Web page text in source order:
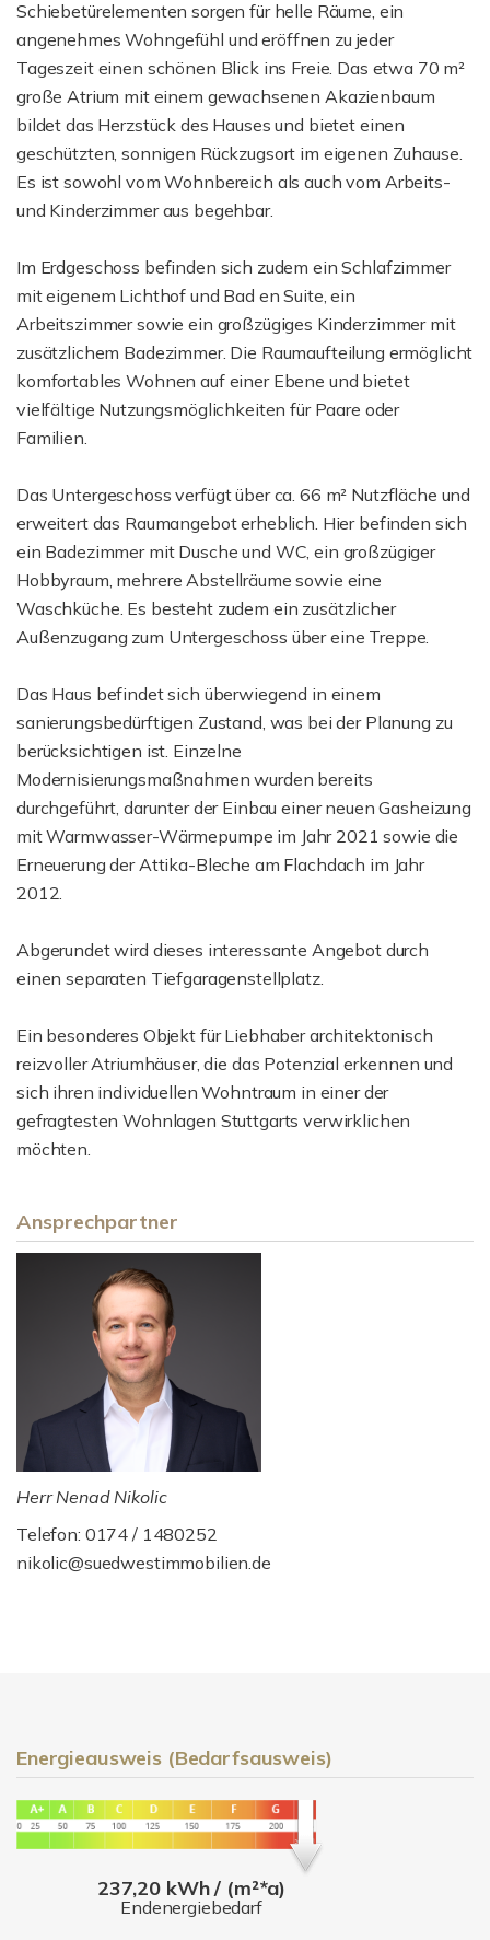
Schiebetürelementen sorgen für helle Räume, ein
angenehmes Wohngefühl und eröffnen zu jeder
Tageszeit einen schönen Blick ins Freie. Das etwa 70 m²
große Atrium mit einem gewachsenen Akazienbaum
bildet das Herzstück des Hauses und bietet einen
geschützten, sonnigen Rückzugsort im eigenen Zuhause.
Es ist sowohl vom Wohnbereich als auch vom Arbeits-
und Kinderzimmer aus begehbar.
Im Erdgeschoss befinden sich zudem ein Schlafzimmer
mit eigenem Lichthof und Bad en Suite, ein
Arbeitszimmer sowie ein großzügiges Kinderzimmer mit
zusätzlichem Badezimmer. Die Raumaufteilung ermöglicht
komfortables Wohnen auf einer Ebene und bietet
vielfältige Nutzungsmöglichkeiten für Paare oder
Familien.
Das Untergeschoss verfügt über ca. 66 m² Nutzfläche und
erweitert das Raumangebot erheblich. Hier befinden sich
ein Badezimmer mit Dusche und WC, ein großzügiger
Hobbyraum, mehrere Abstellräume sowie eine
Waschküche. Es besteht zudem ein zusätzlicher
Außenzugang zum Untergeschoss über eine Treppe.
Das Haus befindet sich überwiegend in einem
sanierungsbedürftigen Zustand, was bei der Planung zu
berücksichtigen ist. Einzelne
Modernisierungsmaßnahmen wurden bereits
durchgeführt, darunter der Einbau einer neuen Gasheizung
mit Warmwasser-Wärmepumpe im Jahr 2021 sowie die
Erneuerung der Attika-Bleche am Flachdach im Jahr
2012.
Abgerundet wird dieses interessante Angebot durch
einen separaten Tiefgaragenstellplatz.
Ein besonderes Objekt für Liebhaber architektonisch
reizvoller Atriumhäuser, die das Potenzial erkennen und
sich ihren individuellen Wohntraum in einer der
gefragtesten Wohnlagen Stuttgarts verwirklichen
möchten.
Ansprechpartner
Herr Nenad Nikolic
Telefon: 0174 / 1480252
nikolic@suedwestimmobilien.de
Energieausweis (Bedarfsausweis)
237,20 kWh / (m²*a)
Endenergiebedarf